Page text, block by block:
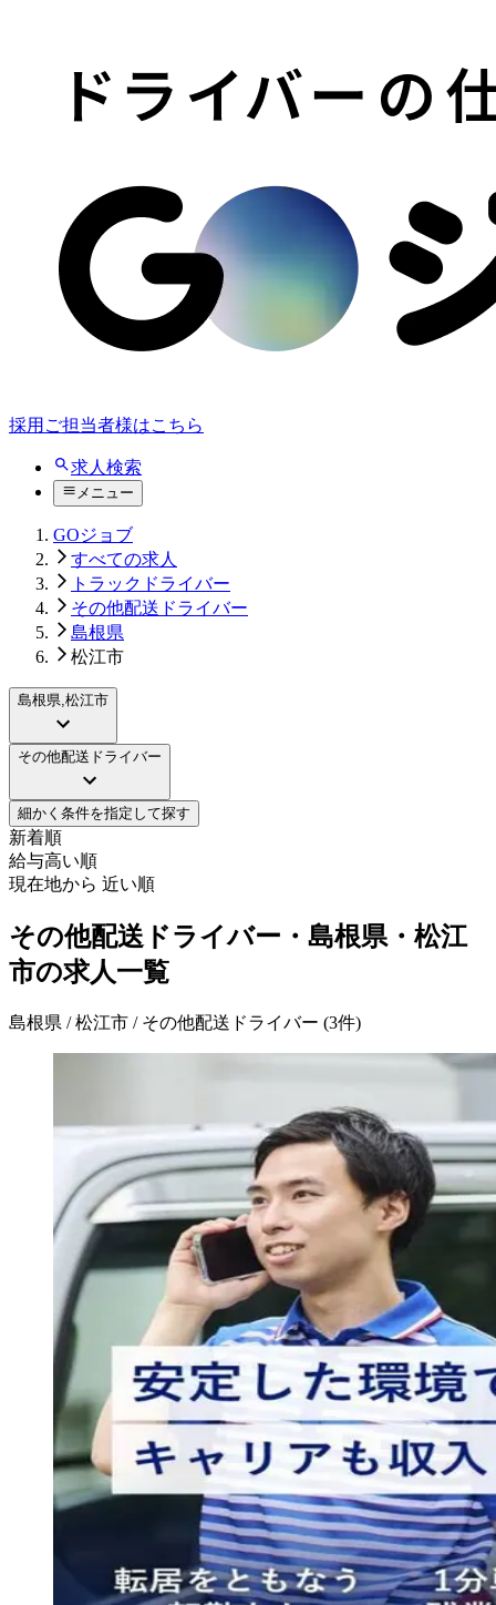
採用ご担当者様はこちら
求人検索
メニュー
GOジョブ
すべての求人
トラックドライバー
その他配送ドライバー
島根県
松江市
島根県,松江市
その他配送ドライバー
細かく条件を指定して探す
新着順
給与高い順
現在地から 近い順
その他配送ドライバー・島根県・松江
市の求人一覧
島根県 / 松江市 / その他配送ドライバー (3件)